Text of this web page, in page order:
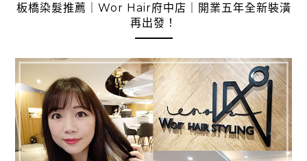
板橋染髮推薦｜Wor Hair府中店｜開業五年全新裝潢
再出發！